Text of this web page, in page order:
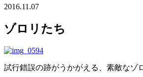
2016.11.07
ゾロリたち
試行錯誤の跡がうかがえる、素敵なゾ